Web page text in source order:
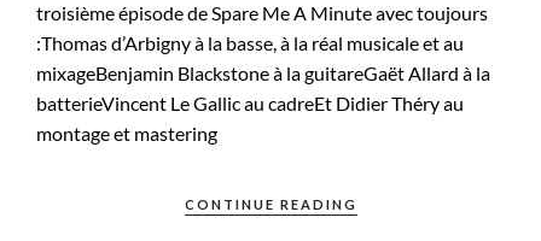
troisième épisode de Spare Me A Minute avec toujours
:Thomas d’Arbigny à la basse, à la réal musicale et au
mixageBenjamin Blackstone à la guitareGaët Allard à la
batterieVincent Le Gallic au cadreEt Didier Théry au
montage et mastering
CONTINUE READING